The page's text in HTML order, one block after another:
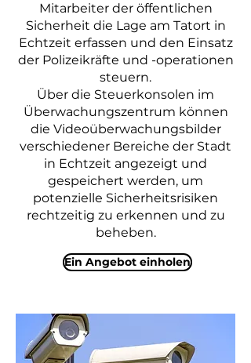
Mitarbeiter der öffentlichen
Sicherheit die Lage am Tatort in
Echtzeit erfassen und den Einsatz
der Polizeikräfte und -operationen
steuern.
Über die Steuerkonsolen im
Überwachungszentrum können
die Videoüberwachungsbilder
verschiedener Bereiche der Stadt
in Echtzeit angezeigt und
gespeichert werden, um
potenzielle Sicherheitsrisiken
rechtzeitig zu erkennen und zu
beheben.
Ein Angebot einholen